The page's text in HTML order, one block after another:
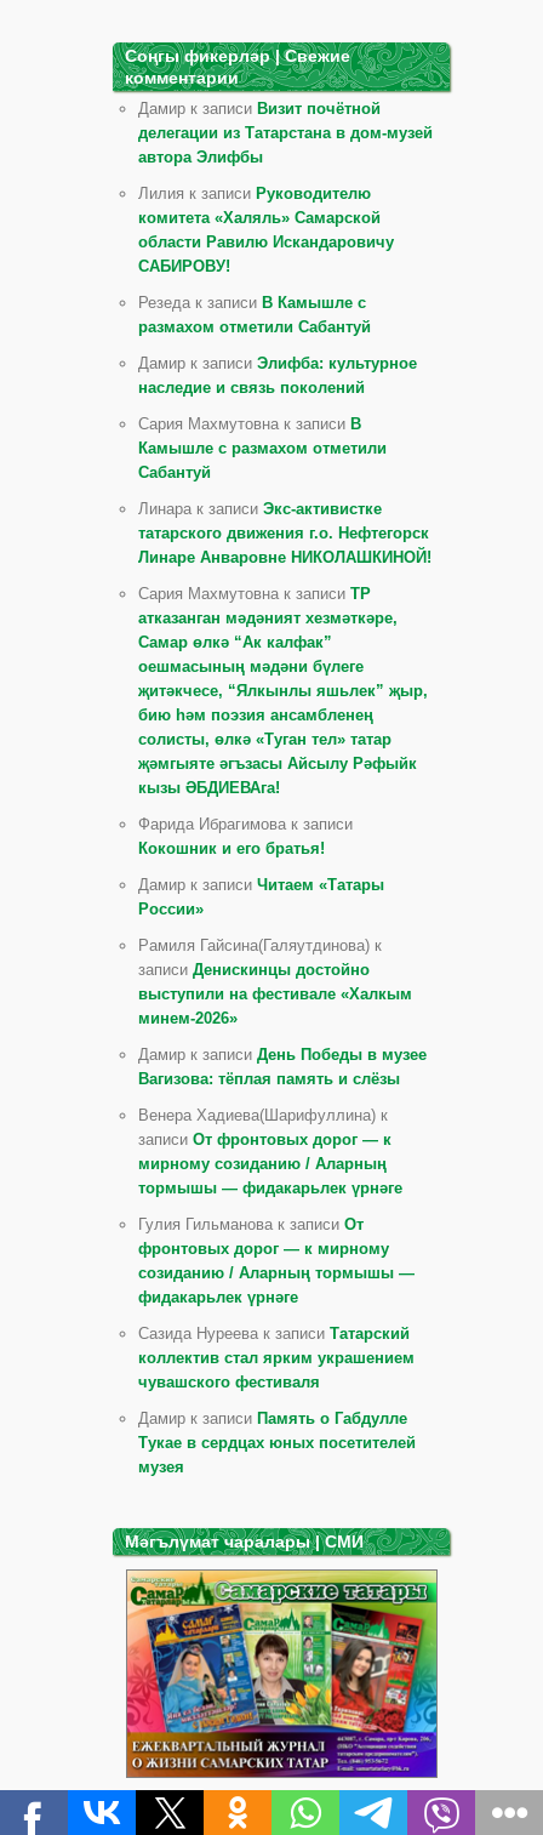
Соңгы фикерләр | Свежие
комментарии
Дамир к записи Визит почётной
делегации из Татарстана в дом-музей
автора Элифбы
Лилия к записи Руководителю
комитета «Халяль» Самарской
области Равилю Искандаровичу
САБИРОВУ!
Резеда к записи В Камышле с
размахом отметили Сабантуй
Дамир к записи Элифба: культурное
наследие и связь поколений
Сария Махмутовна к записи В
Камышле с размахом отметили
Сабантуй
Линара к записи Экс-активистке
татарского движения г.о. Нефтегорск
Линаре Анваровне НИКОЛАШКИНОЙ!
Сария Махмутовна к записи ТР
атказанган мәдәният хезмәткәре,
Самар өлкә “Ак калфак”
оешмасының мәдәни бүлеге
җитәкчесе, “Ялкынлы яшьлек” җыр,
бию һәм поэзия ансамбленең
солисты, өлкә «Туган тел» татар
җәмгыяте әгъзасы Айсылу Рәфыйк
кызы ӘБДИЕВАга!
Фарида Ибрагимова к записи
Кокошник и его братья!
Дамир к записи Читаем «Татары
России»
Рамиля Гайсина(Галяутдинова) к
записи Денискинцы достойно
выступили на фестивале «Халкым
минем-2026»
Дамир к записи День Победы в музее
Вагизова: тёплая память и слёзы
Венера Хадиева(Шарифуллина) к
записи От фронтовых дорог — к
мирному созиданию / Аларның
тормышы — фидакарьлек үрнәге
Гулия Гильманова к записи От
фронтовых дорог — к мирному
созиданию / Аларның тормышы —
фидакарьлек үрнәге
Сазида Нуреева к записи Татарский
коллектив стал ярким украшением
чувашского фестиваля
Дамир к записи Память о Габдулле
Тукае в сердцах юных посетителей
музея
Мәгълүмат чаралары | СМИ